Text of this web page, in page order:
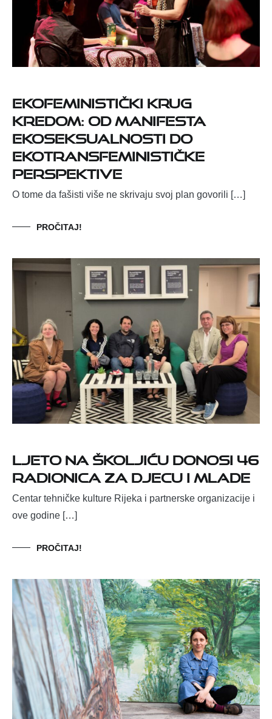
Ekofeministički krug
kredom: Od Manifesta
ekoseksualnosti do
ekotransfeminističke
perspektive
O tome da fašisti više ne skrivaju svoj plan govorili […]
PROČITAJ!
Ljeto na Školjiću donosi 46
radionica za djecu i mlade
Centar tehničke kulture Rijeka i partnerske organizacije i
ove godine […]
PROČITAJ!